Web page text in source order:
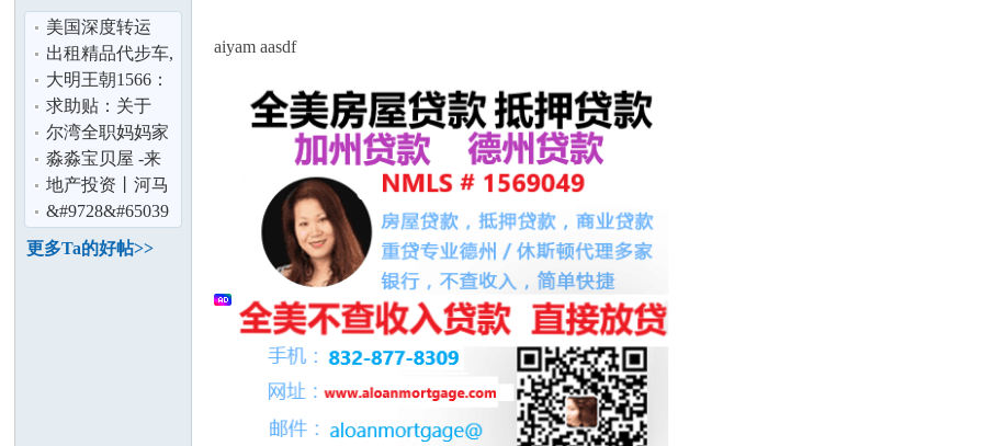
美国深度转运
（www.depthexpr
ess.com）
出租精品代步车,
各种车型400起
大明王朝1566：
嘉靖与海瑞第01
集 720PHD 豆
求助贴：关于
brea地区的幼儿
园
尔湾全职妈妈家
庭收寄宿学生
淼淼宝贝屋 -来
美孕妇待产
地产投资丨河马
看房尔湾新盘
&#9728&#65039
可以按月支付的
月子中心&#972
更多Ta的好帖>>
aiyam aasdf